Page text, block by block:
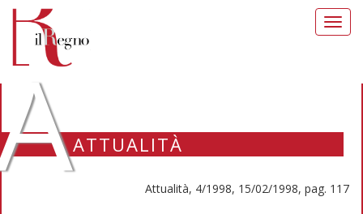
ATTUALITÀ
Attualità, 4/1998, 15/02/1998, pag. 117